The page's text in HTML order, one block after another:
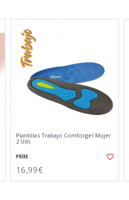
Plantillas Trabajo Comforgel Mujer
2 Uds
PRIM
16,99€